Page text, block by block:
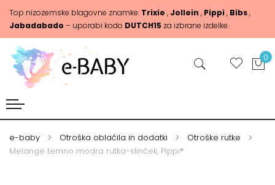
Top nizozemske blagovne znamke: Trixie , Jollein , Pippi, Bibs,
Jabadabado – uporabi kodo DUTCH15 za izbrane izdelke.
0
e-baby Otroška oblačila in dodatki
Otroške rutke
Melange temno modra rutka-slinček, Pippi®